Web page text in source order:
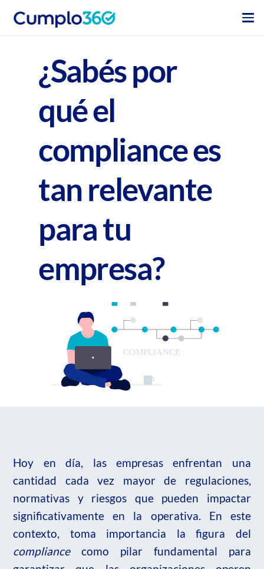
¿Sabés por
qué el
compliance es
tan relevante
para tu
empresa?
Hoy en día, las empresas enfrentan una
cantidad cada vez mayor de regulaciones,
normativas y riesgos que pueden impactar
significativamente en la operativa. En este
contexto, toma importancia la figura del
compliancecomo pilar fundamental para